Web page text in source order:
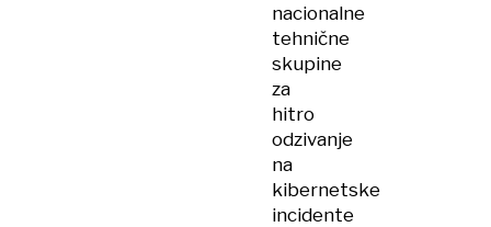
nacionalne
tehnične
skupine
za
hitro
odzivanje
na
kibernetske
incidente